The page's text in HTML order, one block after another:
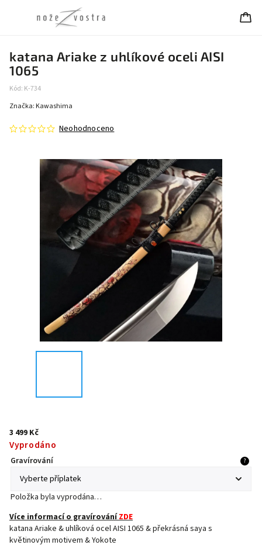
katana Ariake z uhlíkové oceli AISI
1065
Kód: K-734
Neohodnoceno
Značka: Kawashima
3 499 Kč
Vyprodáno
Gravírování ?
Položka byla vyprodána…
Více informací o gravírováníZDE
katana Ariake & uhlíková ocel AISI 1065 & překrásná saya s
květinovým motivem & Yokote